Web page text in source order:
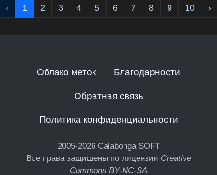
‹ 1 2 3 4 5 6 7 8 9 10 ›
Облако меток Благодарности
Обратная связь
Политика конфиденциальности
2005-2026 Calabonga SOFT
Все права защищены по лицензии Creative
Commons BY-NC-SA